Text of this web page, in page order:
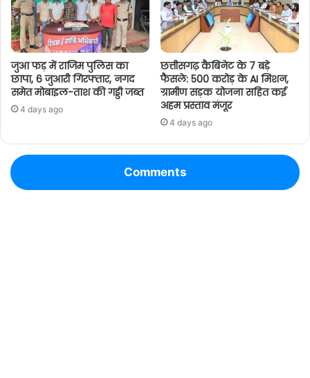
जुआ फड़ में राजिम पुलिस का
छापा, 6 जुआरी गिरफ्तार, नगद
समेत मोबाइल-ताश की गड्डी जब्त
4 days ago
छत्तीसगढ़ कैबिनेट के 7 बड़े
फैसले: 500 करोड़ के AI मिशन,
ग्रामीण सड़क योजना सहित कई
अहम प्रस्ताव मंजूर
4 days ago
Comments